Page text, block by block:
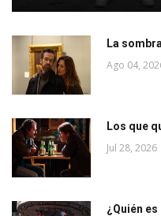
La
Ago 04,
Los que
Jul 28, 2026
¿Quién